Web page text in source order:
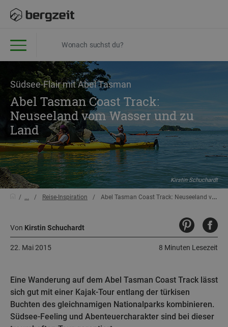
Südsee-Flair mit Abel Tasman
Abel Tasman Coast Track:
Neuseeland vom Wasser und zu
Land
Kirstin Schuchardt
... Reise-Inspiration Abel Tasman Coast Track: Neuseeland vom Wasser und zu Land
Von Kirstin Schuchardt
8 Minuten Lesezeit
22. Mai 2015
Eine Wanderung auf dem Abel Tasman Coast Track lässt
sich gut mit einer Kajak-Tour entlang der türkisen
Buchten des gleichnamigen Nationalparks kombinieren.
Südsee-Feeling und Abenteuercharakter sind bei dieser